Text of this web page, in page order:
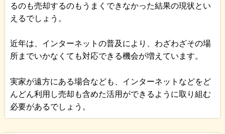
るのも売却するのもうまくできなかった結果の現状とい
えるでしょう。
近年は、インターネットの普及により、わざわざその場
所までいかなくても対応できる機会が増えています。
実家が遠方にある場合なども、インターネットなどをど
んどん利用し売却も含めた活用ができるように取り組む
必要があるでしょう。